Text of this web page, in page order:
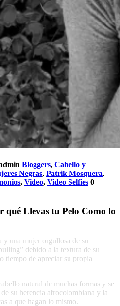
Bloggers, Cabello y
Negras, Patrik Mosquera,
, Video, Video Selfies 0
qué Llevas tu Pelo Como lo
y una mujer orgullosa de su
debido a la textura de su
tiempo de apreciar su propia
natural de muchas formas y se
su herencia afrocolombiana y la
a que hagan lo mismo.